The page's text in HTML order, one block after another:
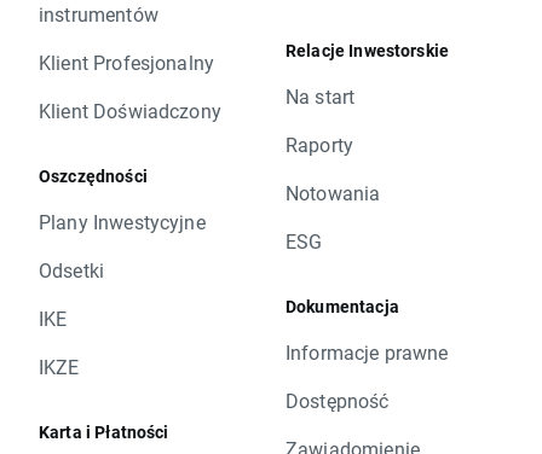
instrumentów
Klient Profesjonalny
Klient Doświadczony
Oszczędności
Plany Inwestycyjne
Odsetki
IKE
IKZE
Karta i Płatności
Relacje Inwestorskie
Na start
Raporty
Notowania
ESG
Dokumentacja
Informacje prawne
Dostępność
Zawiadomienie